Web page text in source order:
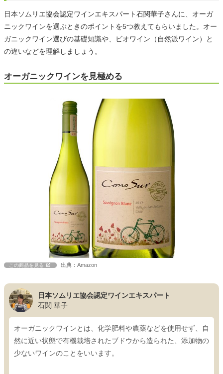
日本ソムリエ協会認定ワインエキスパート石関華子さんに、オーガ
ニックワインを選ぶときのポイントを5つ教えてもらいました。オー
ガニックワイン選びの基礎知識や、ビオワイン（自然派ワイン）と
の違いなどを理解しましょう。
オーガニックワインを見極める
この商品を見る 出典：Amazon
日本ソムリエ協会認定ワインエキスパート
石関 華子
オーガニックワインとは、化学肥料や農薬などを使用せず、自
然に近い状態で有機栽培されたブドウから造られた、添加物の
少ないワインのことをいいます。